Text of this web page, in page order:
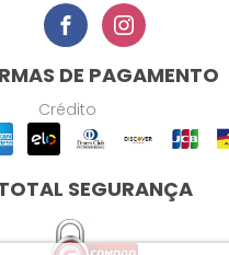
DE PAGAMENTO
Crédito
SEGURANÇA